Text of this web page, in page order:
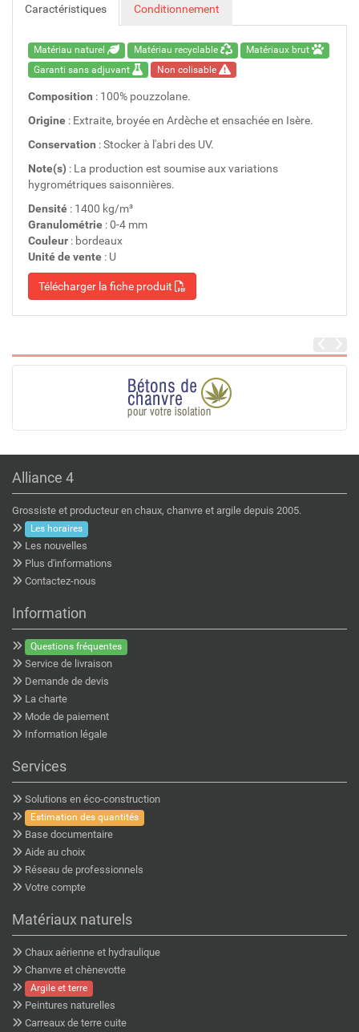
Caractéristiques Conditionnement
Matériau naturel Matériau recyclable
Matériaux brut
Garanti sans adjuvant
Non colisable
Composition : 100% pouzzolane.
Origine : Extraite, broyée en Ardèche et ensachée en Isère.
Conservation : Stocker à l'abri des UV.
Note(s) : La production est soumise aux variations
hygrométriques saisonnières.
Densité : 1400 kg/m³
Granulométrie : 0-4 mm
Couleur : bordeaux
Unité de vente : U
Télécharger la fiche produit
Alliance 4
Grossiste et producteur en chaux, chanvre et argile depuis 2005.
Les horaires
Les nouvelles
Plus d'informations
Contactez-nous
Information
Questions fréquentes
Service de livraison
Demande de devis
La charte
Mode de paiement
Information légale
Services
Solutions en éco-construction
Estimation des quantités
Base documentaire
Aide au choix
Réseau de professionnels
Votre compte
Matériaux naturels
Chaux aérienne et hydraulique
Chanvre et chènevotte
Argile et terre
Peintures naturelles
Carreaux de terre cuite